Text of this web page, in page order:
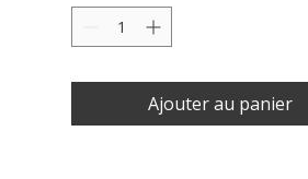
Ajouter au panier